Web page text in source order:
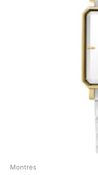
Montres